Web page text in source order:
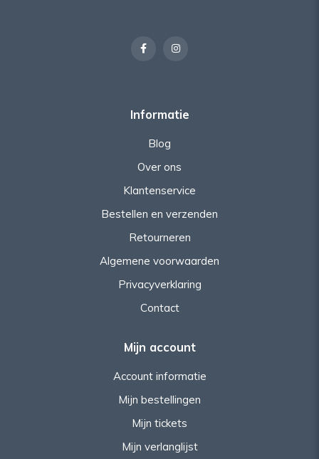
Informatie
Blog
Over ons
Klantenservice
Bestellen en verzenden
Retourneren
Algemene voorwaarden
Privacyverklaring
Contact
Mijn account
Account informatie
Mijn bestellingen
Mijn tickets
Mijn verlanglijst